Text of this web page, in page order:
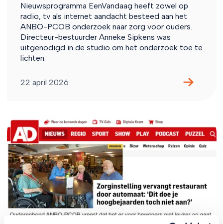
Nieuwsprogramma EenVandaag heeft zowel op
radio, tv als internet aandacht besteed aan het
ANBO-PCOB onderzoek naar zorg voor ouders.
Directeur-bestuurder Anneke Sipkens was
uitgenodigd in de studio om het onderzoek toe te
lichten.
22 april 2026